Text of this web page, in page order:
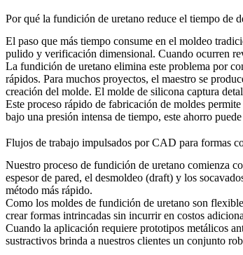
Por qué la fundición de uretano reduce el tiempo de
El paso que más tiempo consume en el moldeo
pulido y verificación dimensional. Cuando ocurren
La fundición de uretano elimina este problema por
rápidos. Para muchos proyectos, el maestro se
creación del molde. El molde de silicona captura
Este proceso rápido de fabricación de moldes
bajo una presión intensa de tiempo, este ahorro
Flujos de trabajo impulsados por CAD para formas
Nuestro proceso de fundición de uretano comienza
espesor de pared, el desmoldeo (draft) y los
método más rápido.
Como los moldes de fundición de uretano son
crear formas intrincadas sin incurrir en costos
Cuando la aplicación requiere prototipos metálicos
sustractivos brinda a nuestros clientes un conjunto